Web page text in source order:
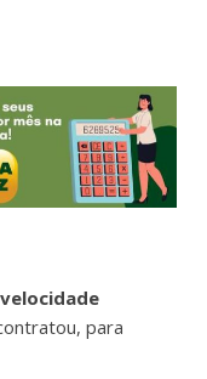
para